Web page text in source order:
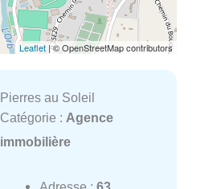
Leaflet | © OpenStreetMap contributors
Pierres au Soleil
Catégorie : Agence
immobilière